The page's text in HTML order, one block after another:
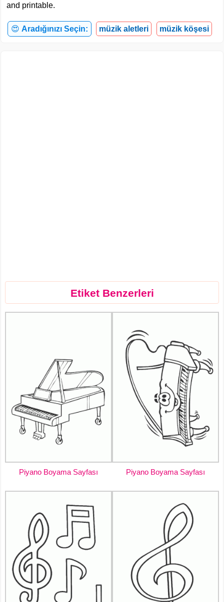
and printable.
😍 Aradığınızı Seçin: müzik aletleri müzik köşesi
Etiket Benzerleri
Piyano Boyama Sayfası Piyano Boyama Sayfası